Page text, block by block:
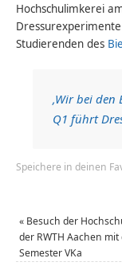
Hochschulimkerei
Studierenden des
‚Wir bei den
Q1 führt
Speichere in deinen
« Besuch der
der RWTH Aachen mit
Semester VKa